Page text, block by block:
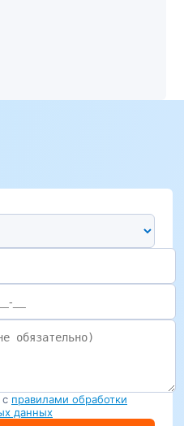
способ связи
правилами обработки
данных